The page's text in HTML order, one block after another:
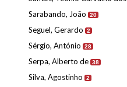
Sarabando, João 20
Seguel, Gerardo 2
Sérgio, António 28
Serpa, Alberto de 38
Silva, Agostinho 2